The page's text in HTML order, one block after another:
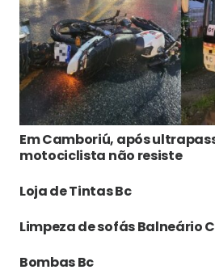
Em Camboriú, após
motociclista não resiste
Loja de Tintas Bc
Limpeza de sofás Balneário
Bombas Bc